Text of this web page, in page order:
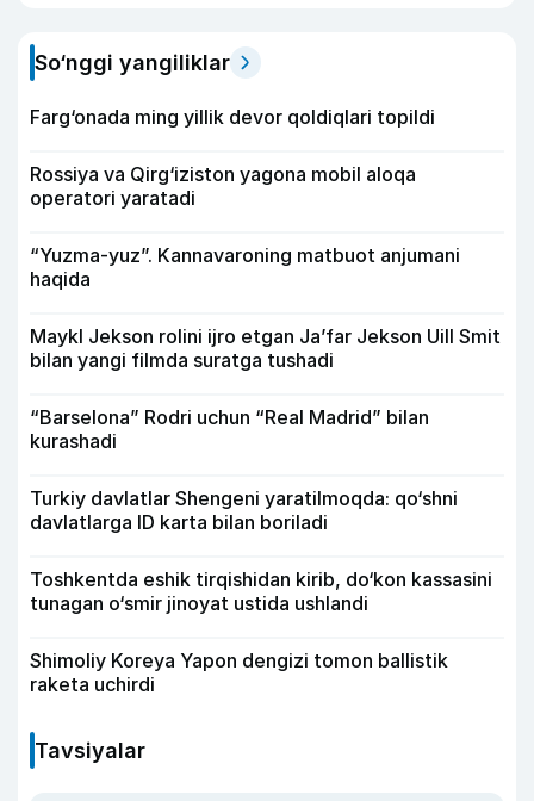
So‘nggi yangiliklar
Farg‘onada ming yillik devor qoldiqlari topildi
Rossiya va Qirg‘iziston yagona mobil aloqa
operatori yaratadi
“Yuzma-yuz”. Kannavaroning matbuot anjumani
haqida
Maykl Jekson rolini ijro etgan Ja’far Jekson Uill Smit
bilan yangi filmda suratga tushadi
“Barselona” Rodri uchun “Real Madrid” bilan
kurashadi
Turkiy davlatlar Shengeni yaratilmoqda: qo‘shni
davlatlarga ID karta bilan boriladi
Toshkentda eshik tirqishidan kirib, do‘kon kassasini
tunagan o‘smir jinoyat ustida ushlandi
Shimoliy Koreya Yapon dengizi tomon ballistik
raketa uchirdi
Tavsiyalar